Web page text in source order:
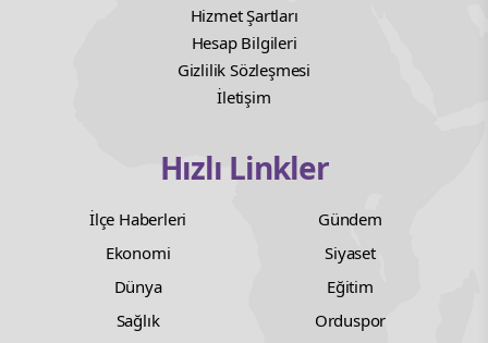
Hizmet Şartları
Hesap Bilgileri
Gizlilik Sözleşmesi
İletişim
Hızlı Linkler
İlçe Haberleri
Gündem
Ekonomi
Siyaset
Dünya
Eğitim
Sağlık
Orduspor